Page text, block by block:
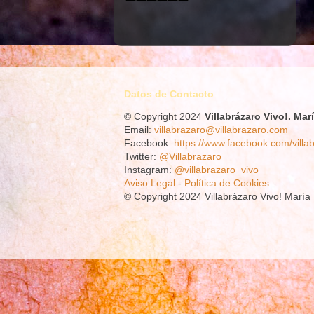
Datos de Contacto
© Copyright 2024 Villabrázaro Vivo!.
Email: villabrazaro@villabrazaro.com
Facebook: https://www.facebook.com/
Twitter: @Villabrazaro
Instagram:@villabrazaro_vivo
Aviso Legal - Política de Cookies
© Copyright 2024 Villabrázaro Vivo!